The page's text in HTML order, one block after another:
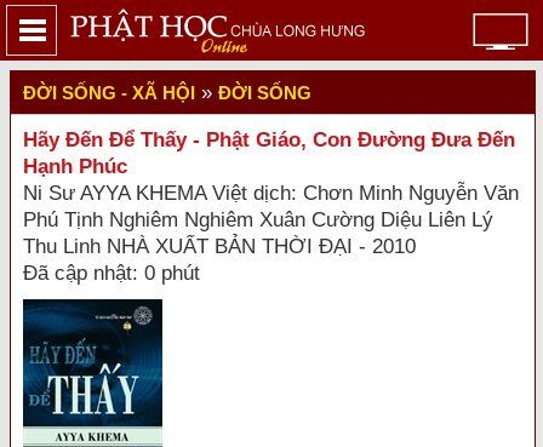
ĐỜI SỐNG - XÃ HỘI » ĐỜI SỐNG
Hãy Đến Để Thấy - Phật Giáo, Con Đường Đưa Đến
Hạnh Phúc
Ni Sư AYYA KHEMA Việt dịch: Chơn Minh Nguyễn Văn
Phú Tịnh Nghiêm Nghiêm Xuân Cường Diệu Liên Lý
Thu Linh NHÀ XUẤT BẢN THỜI ĐẠI - 2010
Đã cập nhật: 0 phút